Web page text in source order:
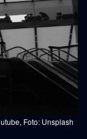
Foto: Unsplash